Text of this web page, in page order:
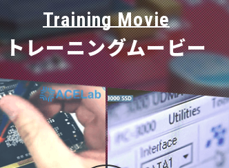
Training Movie
トレーニングムービー